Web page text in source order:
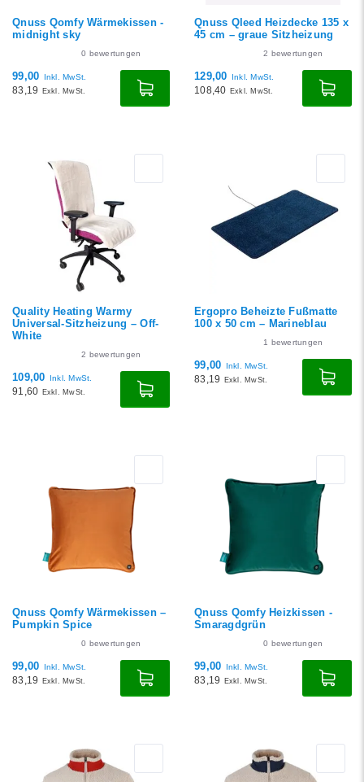
Qnuss Qomfy Wärmekissen -
midnight sky
0 bewertungen
99,00 Inkl. MwSt.
83,19 Exkl. MwSt.
Qnuss Qleed Heizdecke 135 x
45 cm – graue Sitzheizung
2 bewertungen
129,00 Inkl. MwSt.
108,40 Exkl. MwSt.
Quality Heating Warmy
Universal-Sitzheizung – Off-
White
2 bewertungen
109,00 Inkl. MwSt.
91,60 Exkl. MwSt.
Ergopro Beheizte Fußmatte
100 x 50 cm – Marineblau
1 bewertungen
99,00 Inkl. MwSt.
83,19 Exkl. MwSt.
Qnuss Qomfy Wärmekissen –
Pumpkin Spice
0 bewertungen
99,00 Inkl. MwSt.
83,19 Exkl. MwSt.
Qnuss Qomfy Heizkissen -
Smaragdgrün
0 bewertungen
99,00 Inkl. MwSt.
83,19 Exkl. MwSt.